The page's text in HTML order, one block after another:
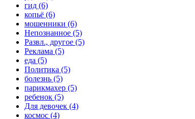
гид (6)
копьё (6)
мошенники (6)
Непознанное (5)
Развл., другое (5)
Реклама (5)
еда (5)
Политика (5)
болезнь (5)
парикмахер (5)
ребенок (5)
Для девочек (4)
космос (4)